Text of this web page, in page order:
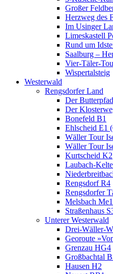
Großer
Herzweg des
Im Usinger
Limeskastell
Rund um
Saalburg –
Vier-Täler-
Wispertalsteig
Westerwald
Rengsdorfer Land
Der Butterpfad
Der
Bonefeld B1
Ehlscheid E1
Wäller Tour
Wäller Tour
Kurtscheid K2
Laubach-
Rengsdorf R4
Rengsdorfer
Melsbach Me1
Straßenhaus
Unterer Westerwald
Drei-Wäller-
Georoute
Grenzau HG4
Großbachtal
Hausen H2